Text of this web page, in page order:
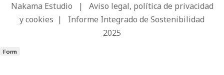
Nakama Estudio | Aviso legal, política de privacidad
y cookies | Informe Integrado de Sostenibilidad
2025
Form